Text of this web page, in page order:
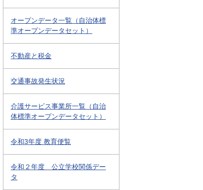
オープンデータ一覧（自治体標
準オープンデータセット）
不動産と税金
交通事故発生状況
介護サービス事業所一覧（自治
体標準オープンデータセット）
令和3年度 教育便覧
令和２年度 公立学校関係デー
タ